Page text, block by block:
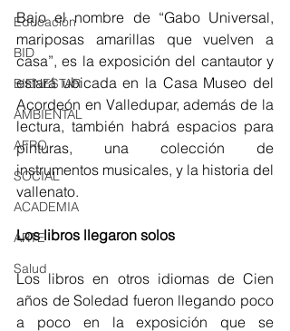
Educación
BID
BIENESTAR
AMBIENTAL
AFRO
SOCIAL
ACADEMIA
ARTE
Salud
Bajo el nombre de “Gabo Universal,
mariposas amarillas que vuelven a
casa”, es la exposición del cantautor y
estará ubicada en la Casa Museo del
Acordeón en Valledupar, además de la
lectura, también habrá espacios para
pinturas, una colección de
instrumentos musicales, y la historia del
vallenato.
Los libros llegaron solos
Los libros en otros idiomas de Cien
años de Soledad fueron llegando poco
a poco en la exposición que se